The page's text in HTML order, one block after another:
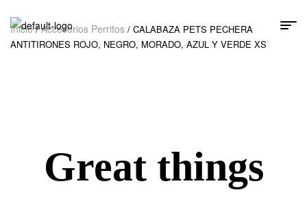
Inicio/Accesorios Perritos / CALABAZA PETS PECHERA
ANTITIRONES ROJO, NEGRO, MORADO, AZUL Y VERDE XS
Great things